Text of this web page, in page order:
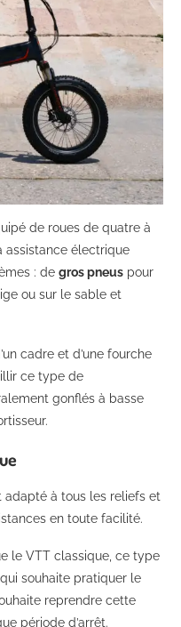
de roues de quatre à
assistance électrique
: de gros pneus pour
ou sur le sable et
cadre et d’une fourche
ce type de
gonflés à basse
adapté à tous les reliefs et
en toute facilité.
le VTT classique, ce type
souhaite pratiquer le
reprendre cette
période d’arrêt.